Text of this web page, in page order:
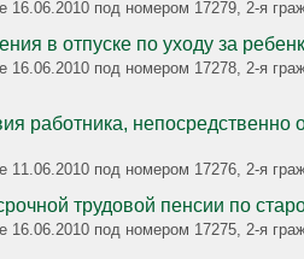
16.06.2010 под номером 17279, 2-я
в отпуске по уходу за
16.06.2010 под номером 17278, 2-я
непосредственно обслуживающего
11.06.2010 под номером 17276, 2-я
трудовой пенсии по
16.06.2010 под номером 17275, 2-я